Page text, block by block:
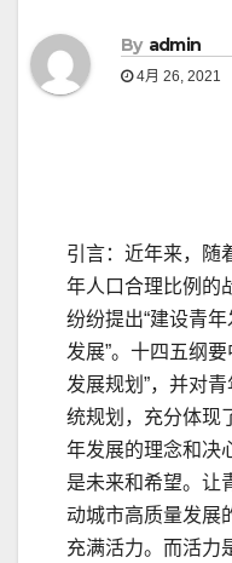
By admin
4月 26, 2021
引言：近年来，随
年人口合理比例的
纷纷提出“建设青
发展”。十四五纲
发展规划”，并对
统规划，充分体现
年发展的理念和决
是未来和希望。让
动城市高质量发展
充满活力。而活力